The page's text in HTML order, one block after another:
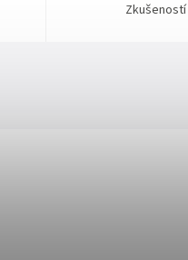
Zkušeností